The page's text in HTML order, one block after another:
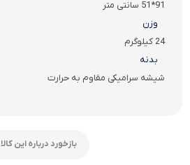
91*51 سانتی متر
وزن
24 کیلوگرم
بدنه
شیشه سرامیکی مقاوم به حرارت
بازخورد درباره این کالا